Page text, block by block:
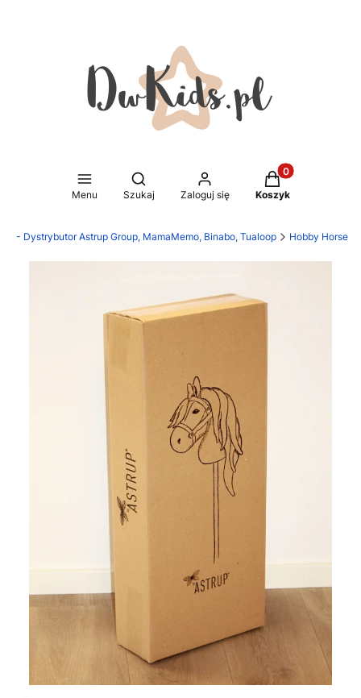
Menu
Otwórz wyszukiwarkę
Szukaj Zaloguj się
Produkty w
Koszyk
- Dystrybutor Astrup Group, MamaMemo, Binabo, Tualoop Hobby Horse